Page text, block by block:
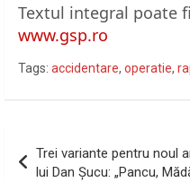
Textul integral poate
www.gsp.ro
Tags: accidentare, operatie,
în
Trei variante pentru noul
lui Dan Șucu: „Pancu,